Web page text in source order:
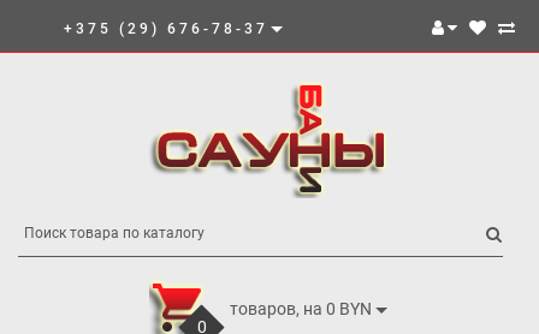
+375 (29) 676-78-37
0
товаров, на 0 BYN